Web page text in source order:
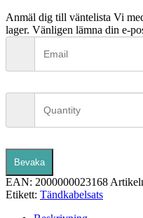
Anmäl dig till väntelista Vi
lager. Vänligen lämna din e-
Bevaka
EAN: 2000000023168
Etikett: Tändkabelsats